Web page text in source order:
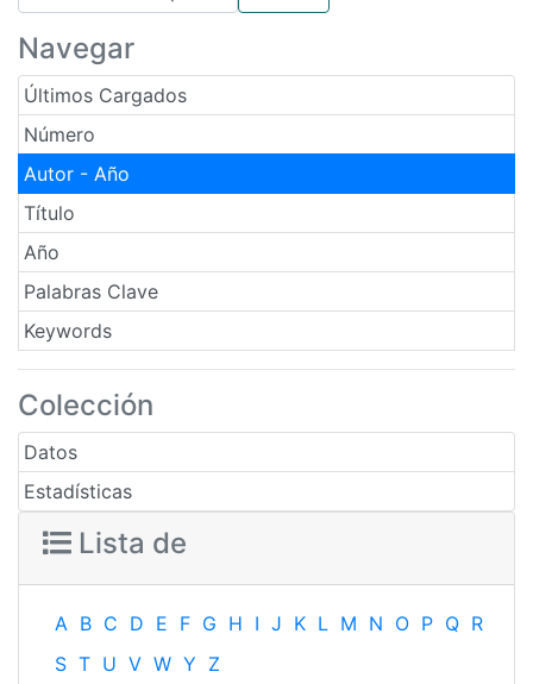
Navegar
Últimos Cargados
Número
Autor - Año
Título
Año
Palabras Clave
Keywords
Colección
Datos
Estadísticas
Lista de
A B C D E F G H I J K L M N O P Q R
S T U V W Y Z